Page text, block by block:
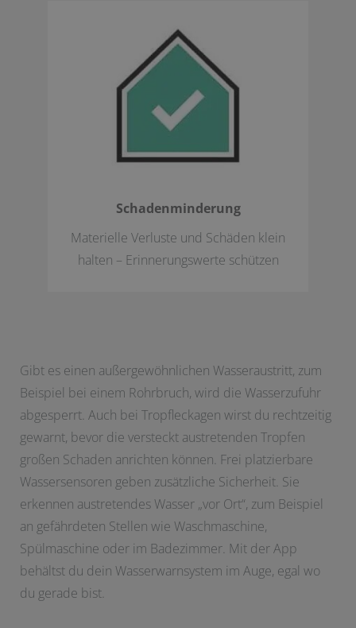
Schadenminderung
Materielle Verluste und Schäden klein
halten – Erinnerungswerte schützen
Gibt es einen außergewöhnlichen Wasseraustritt, zum
Beispiel bei einem Rohrbruch, wird die Wasserzufuhr
abgesperrt. Auch bei Tropfleckagen wirst du rechtzeitig
gewarnt, bevor die versteckt austretenden Tropfen
großen Schaden anrichten können. Frei platzierbare
Wassersensoren geben zusätzliche Sicherheit. Sie
erkennen austretendes Wasser „vor Ort“, zum Beispiel
an gefährdeten Stellen wie Waschmaschine,
Spülmaschine oder im Badezimmer. Mit der App
behältst du dein Wasserwarnsystem im Auge, egal wo
du gerade bist.